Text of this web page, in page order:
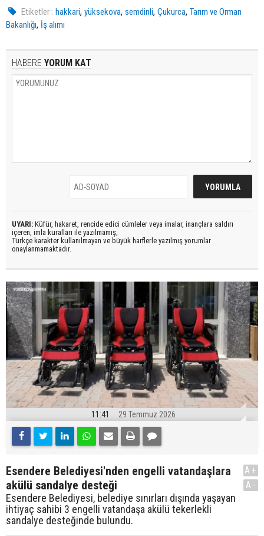
Etiketler : hakkari,yüksekova,semdinli,Çukurca,Tarım ve Orman
Bakanlığı, İş alımı
HABERE YORUM KAT
UYARI: Küfür, hakaret, rencide edici cümleler veya imalar, inançlara saldırı
içeren, imla kuralları ile yazılmamış,
Türkçe karakter kullanılmayan ve büyük harflerle yazılmış yorumlar
onaylanmamaktadır.
11:41 29 Temmuz 2026
Esendere Belediyesi'nden engelli vatandaşlara
akülü sandalye desteği
Esendere Belediyesi, belediye sınırları dışında yaşayan
ihtiyaç sahibi 3 engelli vatandaşa akülü tekerlekli
sandalye desteğinde bulundu.
A+
A-